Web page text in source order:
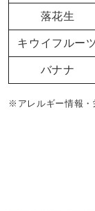
落花生
キウイフルー
バナナ
※アレルギー情報・